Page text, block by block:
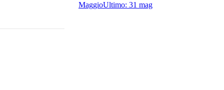
MaggioUltimo: 31 mag